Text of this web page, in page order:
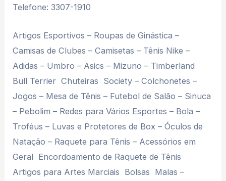
Telefone: 3307-1910
Artigos Esportivos – Roupas de Ginástica –
Camisas de Clubes – Camisetas – Tênis Nike –
Adidas – Umbro – Asics – Mizuno – Timberland 
Bull Terrier  Chuteiras  Society – Colchonetes –
Jogos – Mesa de Tênis – Futebol de Salão – Sinuca
– Pebolim – Redes para Vários Esportes – Bola –
Troféus – Luvas e Protetores de Box – Óculos de
Natação – Raquete para Tênis – Acessórios em
Geral  Encordoamento de Raquete de Tênis 
Artigos para Artes Marciais  Bolsas  Malas –